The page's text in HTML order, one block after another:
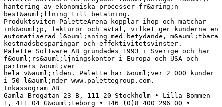
hantering av ekonomiska processer fr&aring;n
best&auml;llning till betalning.
Produktsviten PaletteArena kopplar ihop och matchar
ink&ouml;p, fakturor och avtal, vilket ger kunderna en
automatiserad l&ouml;sning med betydande, m&auml;tbara
kostnadsbesparingar och effektivitetsvinster.
Palette Software AB grundades 1993 i Sverige och har
f&ouml;rs&auml;ljningskontor i Europa och USA och
partners &ouml;ver
hela v&auml;rlden. Palette har &ouml;ver 2 000 kunder
i 50 l&auml;nder www.palettegroup.com.
Inkassogram AB
Gamla Brogatan 23 B, 111 20 Stockholm • Lilla Bommen
1, 411 04 G&ouml;teborg • +46 (0)8 400 296 00 •